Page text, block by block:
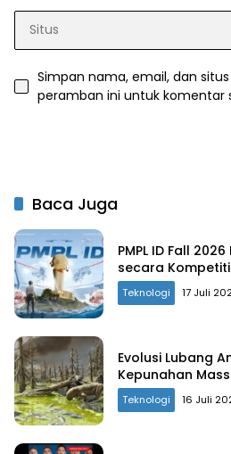
Simpan nama, email, dan
peramban ini untuk komentar
Baca Juga
PMPL ID Fall
secara
Teknologi 17 Juli
Evolusi Lubang
Kepunahan
Teknologi 16 Juli